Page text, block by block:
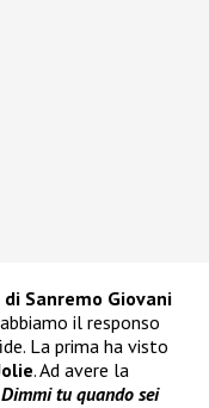
Sanremo Giovani
il responso
La prima ha visto
. Ad avere la
Dimmi tu quando sei